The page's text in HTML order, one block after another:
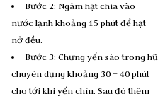
Bước 2: Ngâm hạt chia vào
nước lạnh khoảng 15 phút để hạt
nở đều.
Bước 3: Chưng yến sào trong hũ
chuyên dụng khoảng 30 – 40 phút
cho tới khi yến chín. Sau đó thêm